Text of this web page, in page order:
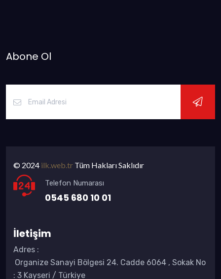
Abone Ol
© 2024 ilk.web.tr Tüm Hakları Saklıdır
Telefon Numarası
0545 680 10 01
İletişim
Adres :
Organize Sanayi Bölgesi 24. Cadde 6064 , Sokak No
: 3 Kayseri / Türkiye